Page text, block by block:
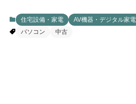
住宅設備・家電 AV機器・デジタル家電
パソコン
中古